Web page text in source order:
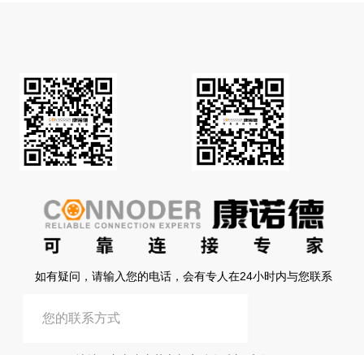
如有疑问，请输入您的电话，会有专人在24小时内与您联系